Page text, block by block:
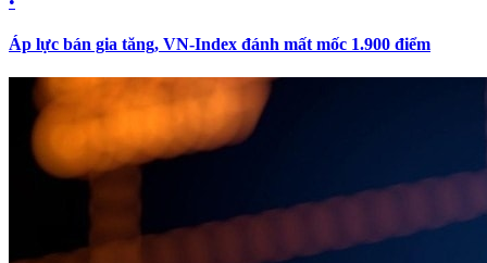
Áp lực bán gia tăng, VN-Index đánh mất mốc 1.900 điểm